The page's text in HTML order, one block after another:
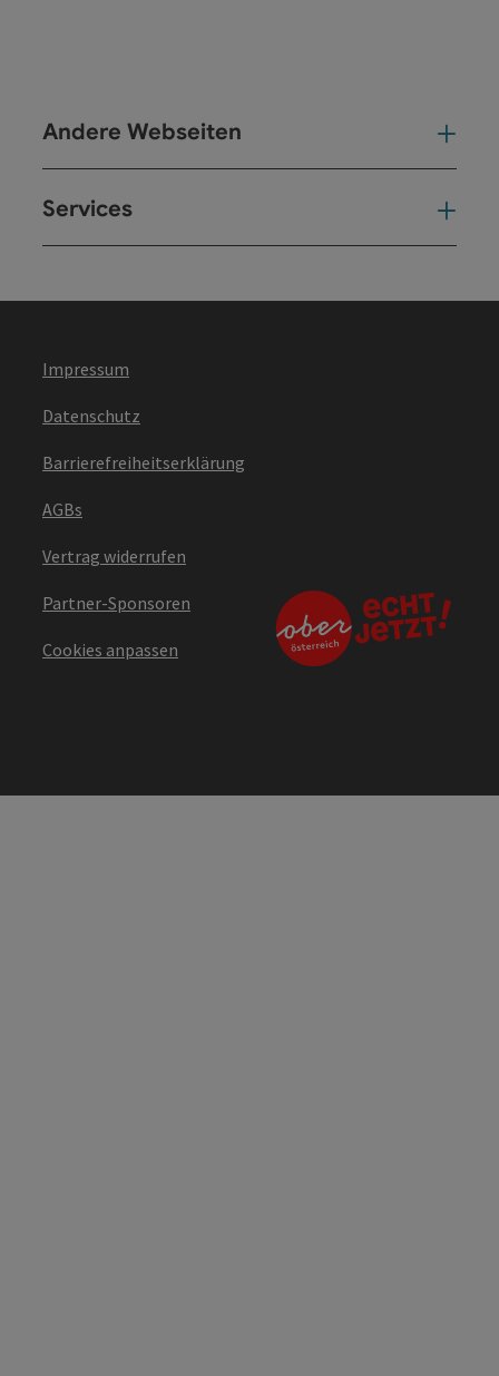
Andere Webseiten
Services
Impressum
Datenschutz
Barrierefreiheitserklärung
AGBs
Vertrag widerrufen
Partner-Sponsoren
Cookies anpassen